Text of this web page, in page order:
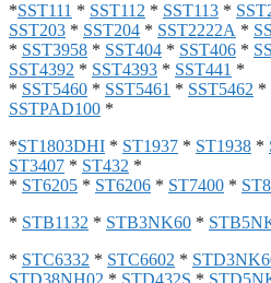
*SST111 * SST112 * SST113 *
SST203 * SST204 * SST2222A *
* SST3958 * SST404 * SST406 *
SST4392 * SST4393 * SST441 *
* SST5460 * SST5461 * SST5462 *
SSTPAD100 *
*ST1803DHI * ST1937 * ST1938 *
ST3407 * ST432 *
* ST6205 * ST6206 * ST7400 *
* STB1132 * STB3NK60 *
* STC6332 * STC6602 *